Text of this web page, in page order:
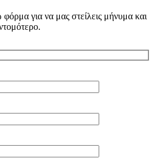
για να μας στείλεις μήνυμα και